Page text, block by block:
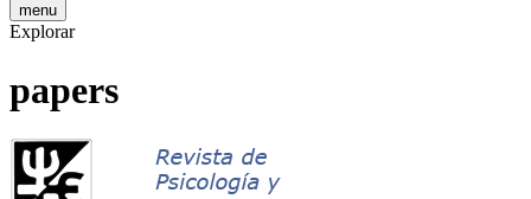
menu
Explorar
papers